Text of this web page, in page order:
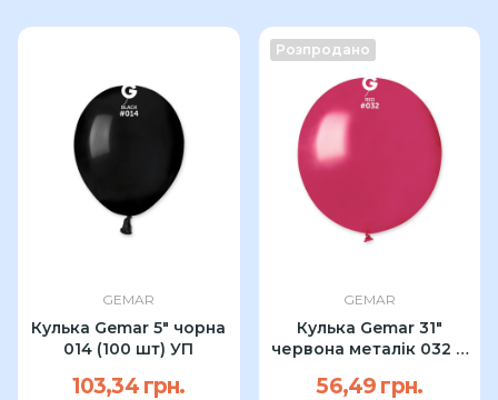
GEMAR
Кулька Gemar 5" чорна
014 (100 шт) УП
103,34 грн.
Розпродано
GEMAR
Кулька Gemar 31"
червона металік 032 (1
56,49 грн.